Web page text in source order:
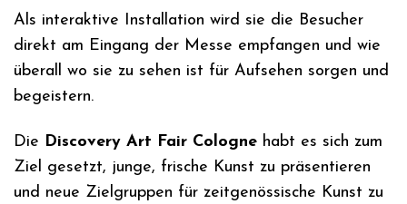
Als interaktive Installation wird sie die Besucher
direkt am Eingang der Messe empfangen und wie
überall wo sie zu sehen ist für Aufsehen sorgen und
begeistern.
Die Discovery Art Fair Cologne habt es sich zum
Ziel gesetzt, junge, frische Kunst zu präsentieren
und neue Zielgruppen für zeitgenössische Kunst zu